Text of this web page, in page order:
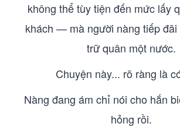
không thể tùy tiện đến mức lấy
khách — mà người nàng tiếp đãi
trữ quân một nước.
Chuyện này... rõ ràng là
Nàng đang ám chỉ nói cho hắn
hỏng rồi.